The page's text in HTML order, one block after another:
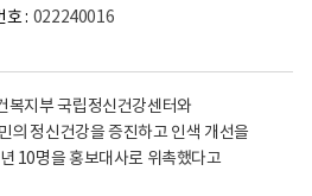
호 : 022240016
복지부 국립정신건강센터와
의 정신건강을 증진하고 인색 개선을
10명을 홍보대사로 위촉했다고